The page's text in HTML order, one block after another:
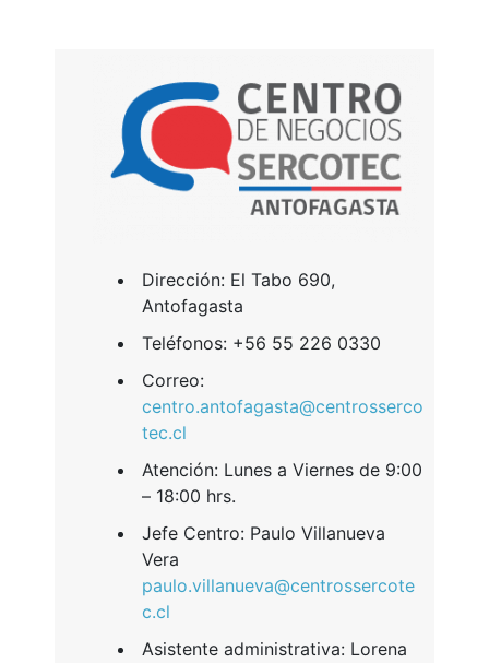
​Dirección: El Tabo 690,
Antofagasta
Teléfonos: +56 55 226 0330
Correo:
centro.antofagasta@centrosserco
tec.cl
Atención: Lunes a Viernes de 9:00
– 18:00 hrs.
Jefe Centro: Paulo Villanueva
Vera
paulo.villanueva@centrossercote
c.cl
Asistente administrativa: Lorena